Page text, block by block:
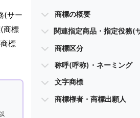
(サー
商標
標
商標の概要
関連指定商品・指定役務(
商標区分
称呼(呼称)・ネーミング
文字商標
商標権者・商標出願人